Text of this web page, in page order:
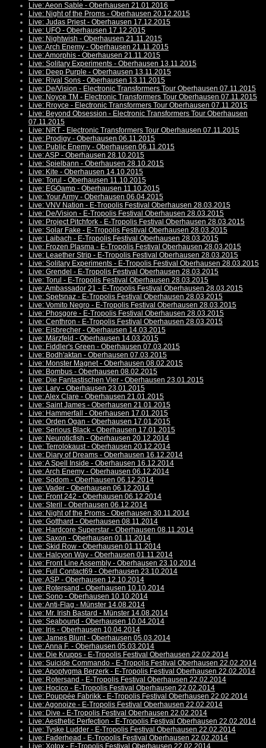
Live: Aeon Sable - Oberhausen 21.01.2016
Live: Night of the Proms - Oberhausen 20.12.2015
Live: Judas Priest - Oberhausen 17.12.2015
Live: UFO - Oberhausen 17.12.2015
Live: Nightwish - Oberhausen 21.11.2015
Live: Arch Enemy - Oberhausen 21.11.2015
Live: Amorphis - Oberhausen 21.11.2015
Live: Solitary Experiments - Oberhausen 13.11.2015
Live: Deep Purple - Oberhausen 13.11.2015
Live: Rival Sons - Oberhausen 13.11.2015
Live: De/Vision - Electronic Transformers Tour Oberhausen 07.11.2015
Live: Noyce TM - Electronic Transformers Tour Oberhausen 07.11.2015
Live: Rroyce - Electronic Transformers Tour Oberhausen 07.11.2015
Live: Beyond Obsession - Electronic Transformers Tour Oberhausen
07.11.2015
Live: NRT - Electronic Transformers Tour Oberhausen 07.11.2015
Live: Prodigy - Oberhausen 06.11.2015
Live: Public Enemy - Oberhausen 06.11.2015
Live: ASP - Oberhausen 28.10.2015
Live: Spielbann - Oberhausen 28.10.2015
Live: Kite - Oberhausen 14.10.2015
Live: Torul - Oberhausen 11.10.2015
Live: EGOamp - Oberhausen 11.10.2015
Live: Your Army - Oberhausen 06.04.2015
Live: VNV Nation - E-Tropolis Festival Oberhausen 28.03.2015
Live: De/Vision - E-Tropolis Festival Oberhausen 28.03.2015
Live: Project Pitchfork - E-Tropolis Festival Oberhausen 28.03.2015
Live: Solar Fake - E-Tropolis Festival Oberhausen 28.03.2015
Live: Laibach - E-Tropolis Festival Oberhausen 28.03.2015
Live: Frozen Plasma - E-Tropolis Festival Oberhausen 28.03.2015
Live: Leaether Strip - E-Tropolis Festival Oberhausen 28.03.2015
Live: Solitary Experiments - E-Tropolis Festival Oberhausen 28.03.2015
Live: Grendel - E-Tropolis Festival Oberhausen 28.03.2015
Live: Torul - E-Tropolis Festival Oberhausen 28.03.2015
Live: Ambassador 21 - E-Tropolis Festival Oberhausen 28.03.2015
Live: Spetsnaz - E-Tropolis Festival Oberhausen 28.03.2015
Live: Vomito Negro - E-Tropolis Festival Oberhausen 28.03.2015
Live: Phosgore - E-Tropolis Festival Oberhausen 28.03.2015
Live: Centhron - E-Tropolis Festival Oberhausen 28.03.2015
Live: Eisbrecher - Oberhausen 14.03.2015
Live: Märzfeld - Oberhausen 14.03.2015
Live: Fiddler's Green - Oberhausen 07.03.2015
Live: Bodh'aktan - Oberhausen 07.03.2015
Live: Monster Magnet - Oberhausen 08.02.2015
Live: Bombus - Oberhausen 08.02.2015
Live: Die Fantastischen Vier - Oberhausen 23.01.2015
Live: Lary - Oberhausen 23.01.2015
Live: Alex Clare - Oberhausen 21.01.2015
Live: Saint James - Oberhausen 21.01.2015
Live: Hammerfall - Oberhausen 17.01.2015
Live: Orden Ogan - Oberhausen 17.01.2015
Live: Serious Black - Oberhausen 17.01.2015
Live: Neuroticfish - Oberhausen 20.12.2014
Live: Terrolokaust - Oberhausen 20.12.2014
Live: Diary of Dreams - Oberhausen 16.12.2014
Live: A Spell Inside - Oberhausen 16.12.2014
Live: Arch Enemy - Oberhausen 06.12.2014
Live: Sodom - Oberhausen 06.12.2014
Live: Vader - Oberhausen 06.12.2014
Live: Front 242 - Oberhausen 06.12.2014
Live: Steril - Oberhausen 06.12.2014
Live: Night of the Proms - Oberhausen 30.11.2014
Live: Gotthard - Oberhausen 08.11.2014
Live: Hardcore Superstar - Oberhausen 08.11.2014
Live: Saxon - Oberhausen 01.11.2014
Live: Skid Row - Oberhausen 01.11.2014
Live: Halcyon Way - Oberhausen 01.11.2014
Live: Front Line Assembly - Oberhausen 23.10.2014
Live: Full Contact69 - Oberhausen 23.10.2014
Live: ASP - Oberhausen 12.10.2014
Live: Rotersand - Oberhausen 10.10.2014
Live: Sono - Oberhausen 10.10.2014
Live: Anti-Flag - Münster 14.08.2014
Live: Mr. Irish Bastard - Münster 14.08.2014
Live: Seabound - Oberhausen 10.04.2014
Live: Iris - Oberhausen 10.04.2014
Live: James Blunt - Oberhausen 05.03.2014
Live: Anna F. - Oberhausen 05.03.2014
Live: Die Krupps - E-Tropolis Festival Oberhausen 22.02.2014
Live: Suicide Commando - E-Tropolis Festival Oberhausen 22.02.2014
Live: Apoptygma Berzerk - E-Tropolis Festival Oberhausen 22.02.2014
Live: Rotersand - E-Tropolis Festival Oberhausen 22.02.2014
Live: Hocico - E-Tropolis Festival Oberhausen 22.02.2014
Live: Pouppée Fabrikk - E-Tropolis Festival Oberhausen 22.02.2014
Live: Agonoize - E-Tropolis Festival Oberhausen 22.02.2014
Live: Dive - E-Tropolis Festival Oberhausen 22.02.2014
Live: Aesthetic Perfection - E-Tropolis Festival Oberhausen 22.02.2014
Live: Tyske Ludder - E-Tropolis Festival Oberhausen 22.02.2014
Live: Faderhead - E-Tropolis Festival Oberhausen 22.02.2014